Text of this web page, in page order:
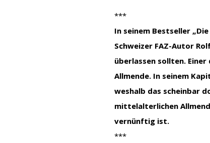
***
In seinem Bestseller
Schweizer FAZ-Autor
überlassen sollten.
Allmende. In seinem
weshalb das scheinbar
mittelalterlichen
vernünftig ist.
***